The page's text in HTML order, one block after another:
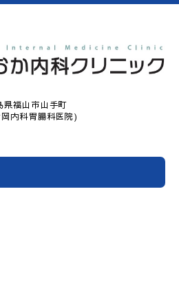
県福山市山手町
内科胃腸科医院)